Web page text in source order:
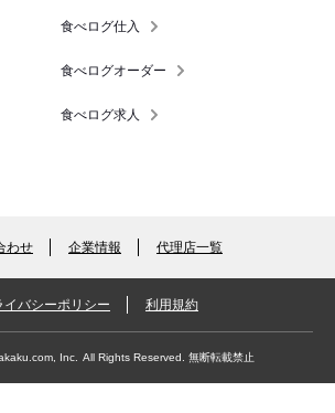
食べログ仕入
食べログオーダー
食べログ求人
わせ 企業情報 代理店一覧
イバシーポリシー 利用規約
Inc. All Rights Reserved. 無断転載禁止